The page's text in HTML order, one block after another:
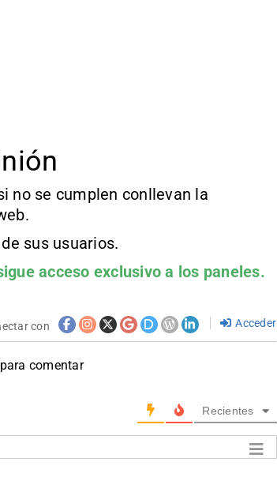
no se cumplen conllevan la
sus usuarios.
acceso exclusivo a los paneles.
con Acceder
comentar
Recientes